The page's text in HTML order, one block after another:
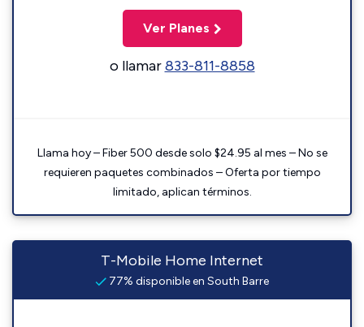
Ver Planes
o llamar833-811-8858
Llama hoy – Fiber 500 desde solo $24.95 al mes – No se
requieren paquetes combinados – Oferta por tiempo
limitado, aplican términos.
T-Mobile Home Internet
77% disponible en South Barre